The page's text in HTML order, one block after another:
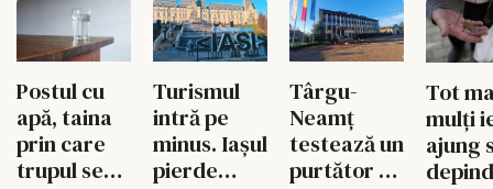
Postul cu
apă, taina
prin care
trupul se
Turismul
intră pe
minus. Iașul
pierde
Târgu-
Neamț
testează un
purtător de
Tot
mulți
ajung